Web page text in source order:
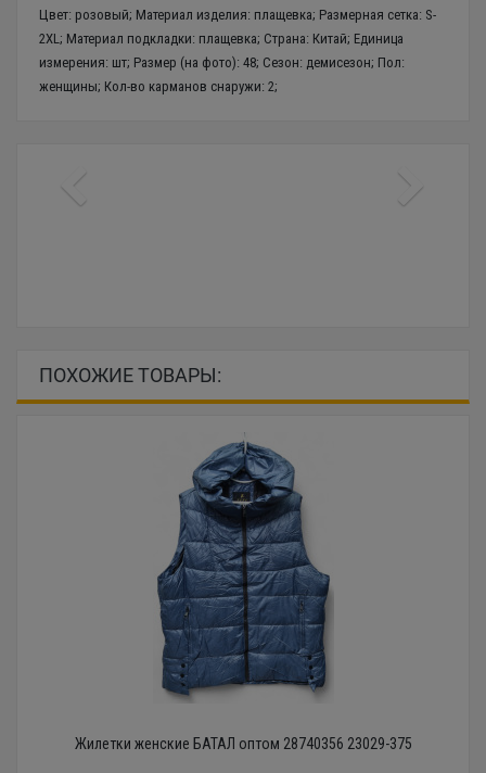
Цвет: розовый; Материал изделия: плащевка; Размерная сетка: S-
2XL; Материал подкладки: плащевка; Страна: Китай; Единица
измерения: шт; Размер (на фото): 48; Сезон: демисезон; Пол:
женщины; Кол-во карманов снаружи: 2;
ПОХОЖИЕ ТОВАРЫ:
Жилетки женские БАТАЛ оптом 28740356 23029-375